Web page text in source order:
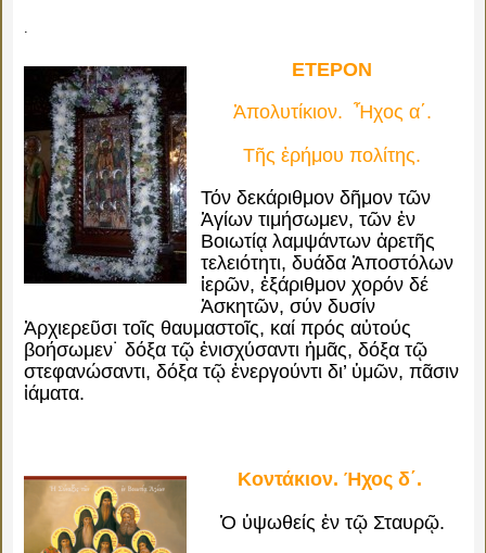
.
ΕΤΕΡON
Ἀπολυτίκιον. Ἦχος α΄.
Τῆς ἐρήμου πολίτης.
Τόν δεκάριθμον δῆμον τῶν
Ἁγίων τιμήσωμεν, τῶν ἐν
Βοιωτίᾳ λαμψάντων ἀρετῆς
τελειότητι, δυάδα Ἀποστόλων
ἱερῶν, ἐξάριθμον χορόν δέ
Ἀσκητῶν, σύν δυσίν
Ἀρχιερεῦσι τοῖς θαυμαστοῖς, καί πρός αὐτούς
βοήσωμεν˙ δόξα τῷ ἐνισχύσαντι ἡμᾶς, δόξα τῷ
στεφανώσαντι, δόξα τῷ ἐνεργούντι δι’ ὑμῶν, πᾶσιν
ἰάματα.
Κοντάκιον. Ήχος δ΄.
Ὁ ὑψωθείς ἐν τῷ Σταυρῷ.